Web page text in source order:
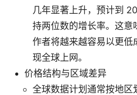
几年显著上升，预计到
持两位数的增长率。这意
作者将越来越容易以更低
现全球上网。
价格结构与区域差异
全球数据计划通常按地区